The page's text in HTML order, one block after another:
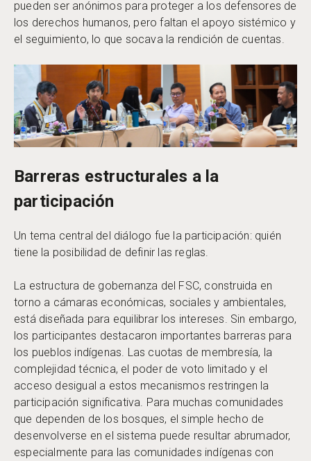
pueden ser anónimos para proteger a los defensores de
los derechos humanos, pero faltan el apoyo sistémico y
el seguimiento, lo que socava la rendición de cuentas.
Barreras estructurales a la
participación
Un tema central del diálogo fue la participación: quién
tiene la posibilidad de definir las reglas.
La estructura de gobernanza del FSC, construida en
torno a cámaras económicas, sociales y ambientales,
está diseñada para equilibrar los intereses. Sin embargo,
los participantes destacaron importantes barreras para
los pueblos indígenas. Las cuotas de membresía, la
complejidad técnica, el poder de voto limitado y el
acceso desigual a estos mecanismos restringen la
participación significativa. Para muchas comunidades
que dependen de los bosques, el simple hecho de
desenvolverse en el sistema puede resultar abrumador,
especialmente para las comunidades indígenas con